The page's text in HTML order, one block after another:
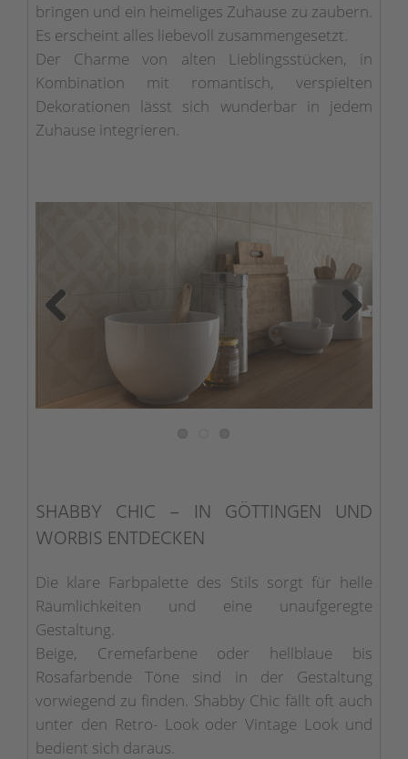
bringen und ein heimeliges Zuhause zu zaubern.
Es erscheint alles liebevoll zusammengesetzt.
Der Charme von alten Lieblingsstücken, in
Kombination mit romantisch, verspielten
Dekorationen lässt sich wunderbar in jedem
Zuhause integrieren.
Next
SHABBY CHIC – IN GÖTTINGEN UND
WORBIS ENTDECKEN
Die klare Farbpalette des Stils sorgt für helle
Räumlichkeiten und eine unaufgeregte
Gestaltung.
Beige, Cremefarbene oder hellblaue bis
Rosafarbende Töne sind in der Gestaltung
vorwiegend zu finden. Shabby Chic fällt oft auch
unter den Retro- Look oder Vintage Look und
bedient sich daraus.